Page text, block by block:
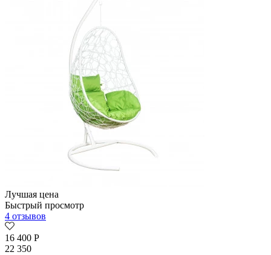
Лучшая цена
Быстрый просмотр
4 отзывов
16 400 Р
22 350